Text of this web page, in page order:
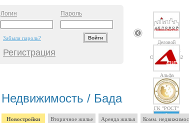
Логин Пароль
Забыли пароль?
Регистрация
Деловой
Новосибирск
Объектов: 1362
Альфа
ГК "РОСТ"
Недвижимость / Бада
Новостройки Вторичное жилье Аренда жилья Комм.